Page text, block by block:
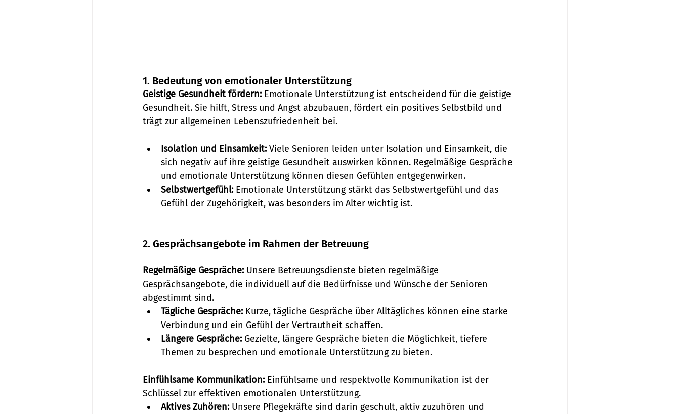
1. Bedeutung von emotionaler Unterstützung
Geistige Gesundheit fördern: Emotionale Unterstützung ist entscheidend für die geistige
Gesundheit. Sie hilft, Stress und Angst abzubauen, fördert ein positives Selbstbild und
trägt zur allgemeinen Lebenszufriedenheit bei.
Isolation und Einsamkeit: Viele Senioren leiden unter Isolation und Einsamkeit, die
sich negativ auf ihre geistige Gesundheit auswirken können. Regelmäßige Gespräche
und emotionale Unterstützung können diesen Gefühlen entgegenwirken.
Selbstwertgefühl: Emotionale Unterstützung stärkt das Selbstwertgefühl und das
Gefühl der Zugehörigkeit, was besonders im Alter wichtig ist.
2. Gesprächsangebote im Rahmen der Betreuung
Regelmäßige Gespräche: Unsere Betreuungsdienste bieten regelmäßige
Gesprächsangebote, die individuell auf die Bedürfnisse und Wünsche der Senioren
abgestimmt sind.
Tägliche Gespräche: Kurze, tägliche Gespräche über Alltägliches können eine starke
Verbindung und ein Gefühl der Vertrautheit schaffen.
Längere Gespräche: Gezielte, längere Gespräche bieten die Möglichkeit, tiefere
Themen zu besprechen und emotionale Unterstützung zu bieten.
Einfühlsame Kommunikation: Einfühlsame und respektvolle Kommunikation ist der
Schlüssel zur effektiven emotionalen Unterstützung.
Aktives Zuhören: Unsere Pflegekräfte sind darin geschult, aktiv zuzuhören und